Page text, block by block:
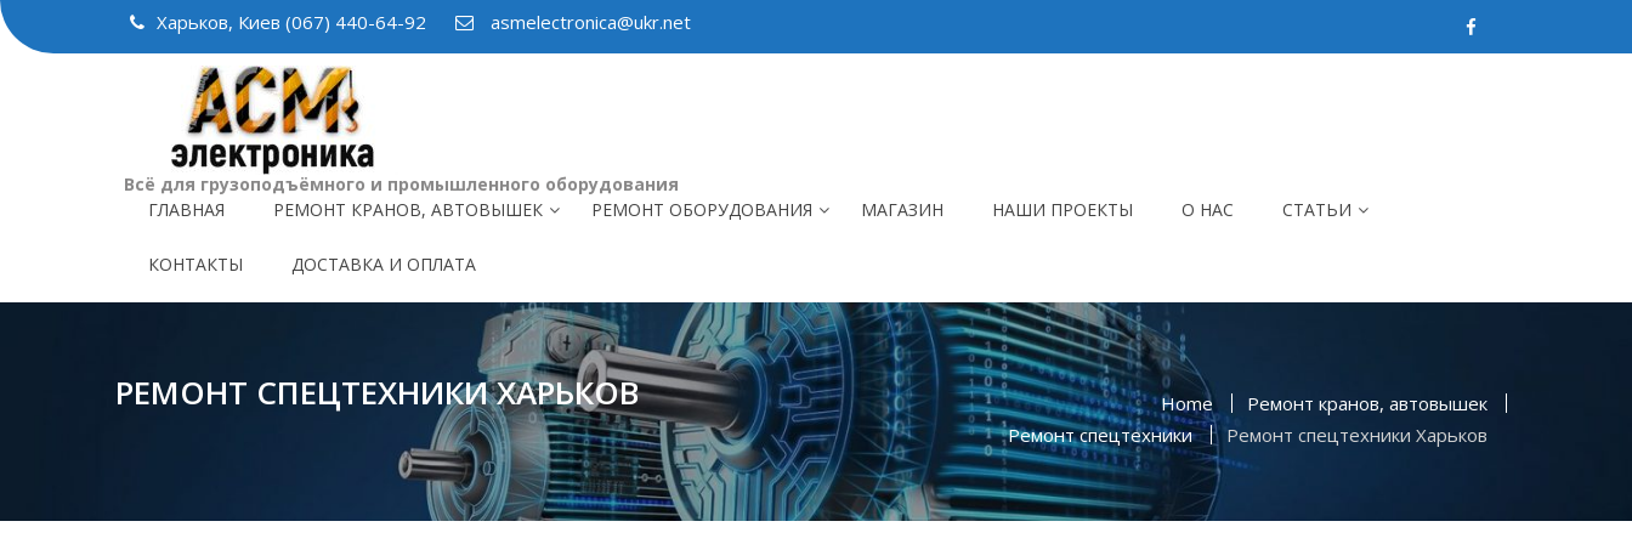
Skip
to
Харьков, Киев (067) 440-64-92 asmelectronica@ukr.net
Всё для грузоподъёмного и промышленного оборудования
ГЛАВНАЯ
РЕМОНТ КРАНОВ, АВТОВЫШЕК РЕМОНТ ОБОРУДОВАНИЯ МАГАЗИН НАШИ ПРОЕКТЫ О НАС СТАТЬИ
КОНТАКТЫ ДОСТАВКА И ОПЛАТА
РЕМОНТ СПЕЦТЕХНИКИ ХАРЬКОВ Home
Ремонт кранов, автовышек
Ремонт спецтехники
Ремонт спецтехники Харьков